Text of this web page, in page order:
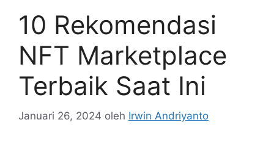
10 Rekomendasi
NFT Marketplace
Terbaik Saat Ini
Januari 26, 2024 oleh Irwin Andriyanto